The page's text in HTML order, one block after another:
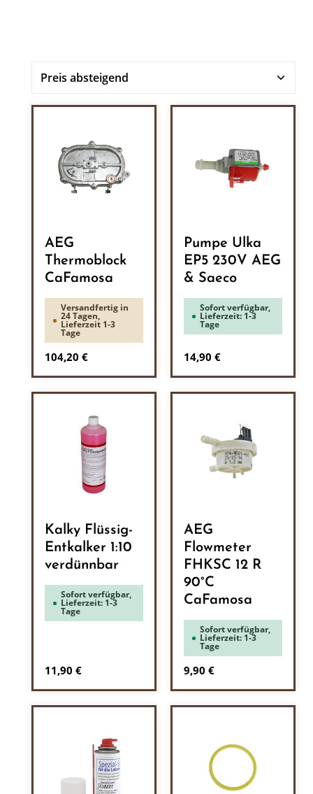
AEG
Thermoblock
CaFamosa
Versandfertig in
24 Tagen,
Lieferzeit 1-3
Tage
Regulärer Preis:
104,20 €
Pumpe Ulka
EP5 230V AEG
& Saeco
Sofort verfügbar,
Lieferzeit: 1-3
Tage
Regulärer Preis:
14,90 €
Kalky Flüssig-
Entkalker 1:10
verdünnbar
Sofort verfügbar,
Lieferzeit: 1-3
Tage
Regulärer Preis:
11,90 €
AEG
Flowmeter
FHKSC 12 R
90°C
CaFamosa
Sofort verfügbar,
Lieferzeit: 1-3
Tage
Regulärer Preis:
9,90 €